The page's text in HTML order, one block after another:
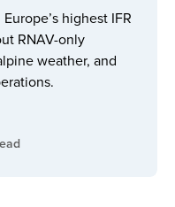
highest IFR
RNAV-only
weather, and